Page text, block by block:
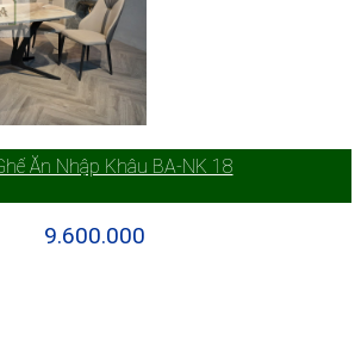
Ăn Nhập Khâu BA-NK 18
9.600.000